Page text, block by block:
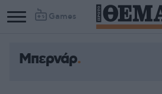
Games
Μπερνάρ